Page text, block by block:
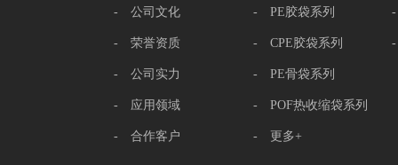
- 公司文化
- 荣誉资质
- 公司实力
- 应用领域
- 合作客户
- PE胶袋系列
- CPE胶袋系列
- PE骨袋系列
- POF热收缩袋系列
- 更多+